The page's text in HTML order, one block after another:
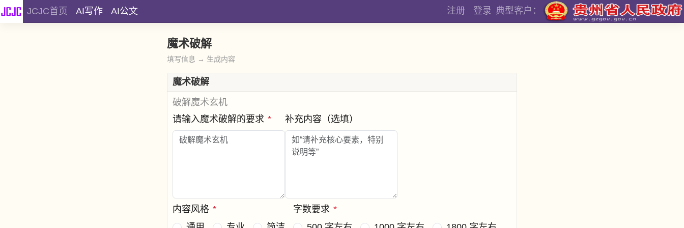
JCJC首页 AI写作 AI公文 注册 登录 典型客户：
魔术破解
填写信息 → 生成内容
魔术破解
破解魔术玄机
请输入魔术破解的要求 * 补充内容（选填）
内容风格 *
字数要求 *